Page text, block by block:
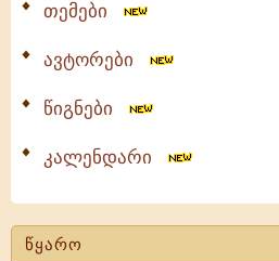
თემები
ავტორები
წიგნები
კალენდარი
წყარო